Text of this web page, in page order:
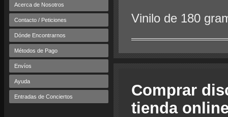
Acerca de Nosotros
Contacto / Peticiones
Dónde Encontrarnos
Métodos de Pago
Envíos
Ayuda
Entradas de Conciertos
Vinilo de 180
Comprar
tienda